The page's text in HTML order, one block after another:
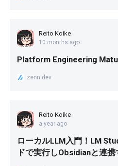
Reito Koike
10 months ago
Platform Engineering
zenn.dev
Reito Koike
a year ago
ローカルLLM入門！LM
ドで実行しObsidianと連携